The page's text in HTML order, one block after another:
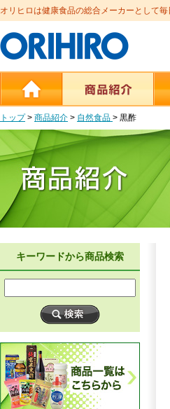
オリヒロは健康食品の総合メーカーとして毎
トップ> 商品紹介 > 自然食品 > 黒酢
キーワードから商品検索